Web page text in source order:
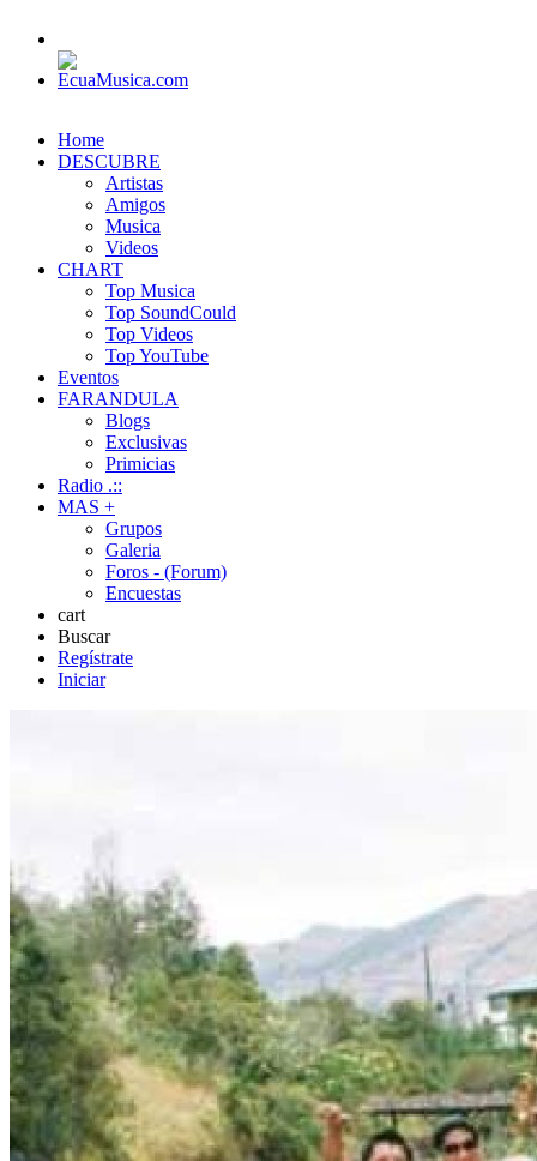
Home
DESCUBRE
Artistas
Amigos
Musica
Videos
CHART
Top Musica
Top SoundCould
Top Videos
Top YouTube
Eventos
FARANDULA
Blogs
Exclusivas
Primicias
Radio .::
MAS +
Grupos
Galeria
Foros - (Forum)
Encuestas
cart
Buscar
Regístrate
Iniciar